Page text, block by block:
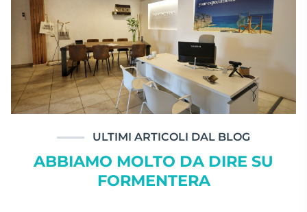
ULTIMI ARTICOLI DAL BLOG
ABBIAMO MOLTO DA DIRE SU
FORMENTERA